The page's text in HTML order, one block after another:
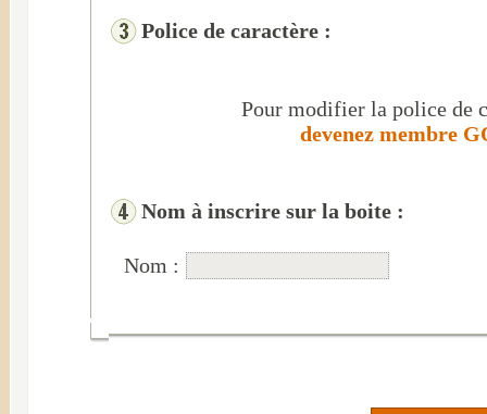
Police de caractère :
Pour modifier la police de
devenez membre
Nom à inscrire sur la boite :
Nom :